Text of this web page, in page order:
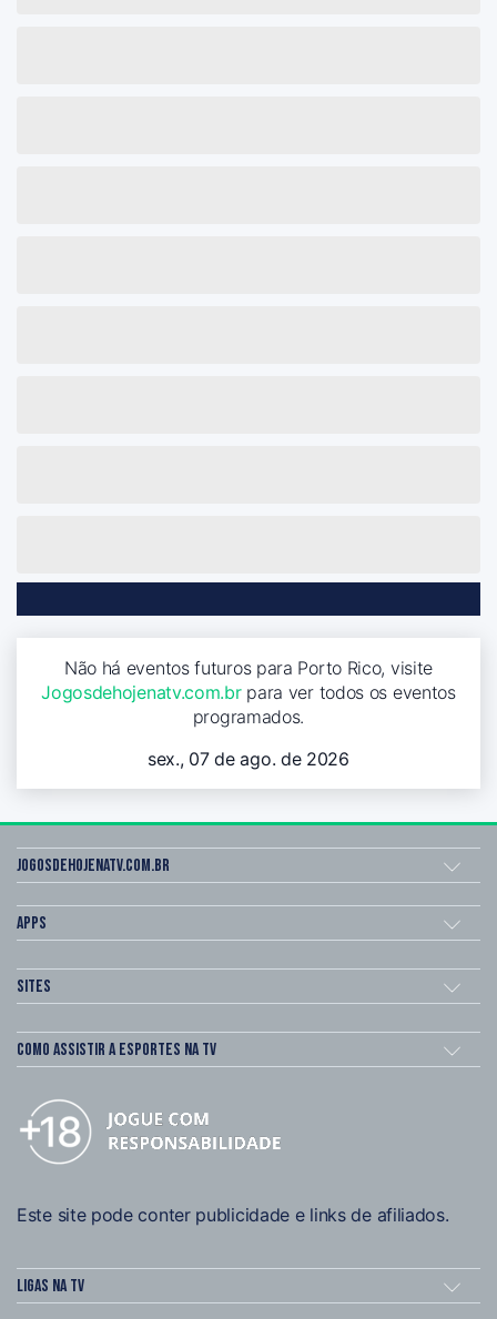
Não há eventos futuros para Porto Rico, visite
Jogosdehojenatv.com.brpara ver todos os eventos
programados.
sex., 07 de ago. de 2026
Jogosdehojenatv.com.br
Apps
Sites
Como assistir a esportes na TV
Este site pode conter publicidade e links de afiliados.
Ligas na TV